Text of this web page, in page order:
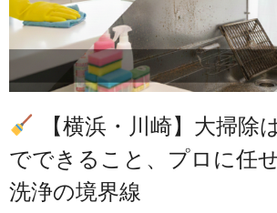
【横浜・川崎】大掃除
でできること、プロに任
洗浄の境界線